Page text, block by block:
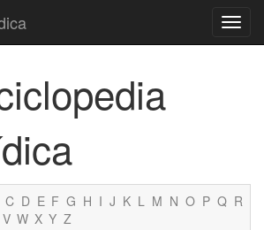
C D E F G H I J K L M N O P Q R
V W X Y Z